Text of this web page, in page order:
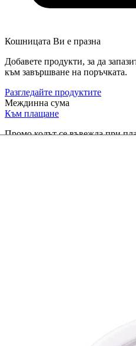
Кошницата Ви е празна
Добавете продукти, за да
към завършване на поръчката.
Разгледайте продуктите
Междинна сума
Към плащане
Промо кодът се въвежда при